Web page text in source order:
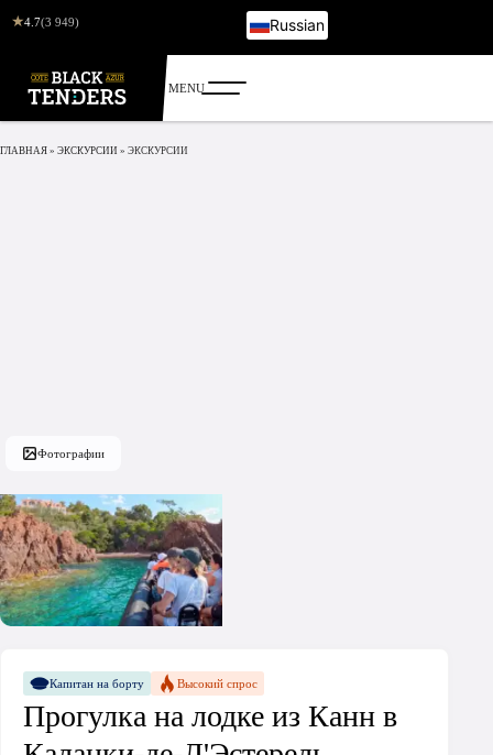
★4.7(3 949)
Russian
ГЛАВНАЯ » ЭКСКУРСИИ » ЭКСКУРСИИ
Фотографии
Капитан на борту Высокий спрос
Прогулка на лодке из Канн в